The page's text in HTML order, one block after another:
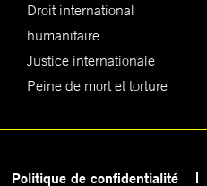
Droit international
humanitaire
Justice internationale
Peine de mort et torture
Politique de confidentialité